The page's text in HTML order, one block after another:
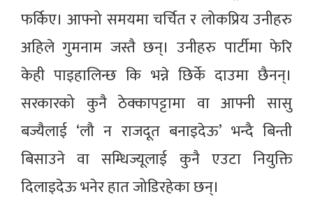
फर्किए। आफ्नो समयमा चर्चित र लोकप्रिय उनीहरु
अहिले गुमनाम जस्तै छन्। उनीहरु पार्टीमा फेरि
केही पाइहालिन्छ कि भन्ने छिर्के दाउमा छैनन्।
सरकारको कुनै ठेक्कापट्टामा वा आफ्नी सासु
बज्यैलाई ‘लौ न राजदूत बनाइदेऊ’ भन्दै बिन्ती
बिसाउने वा सम्धिज्यूलाई कुनै एउटा नियुक्ति
दिलाइदेऊ भनेर हात जोडिरहेका छन्।